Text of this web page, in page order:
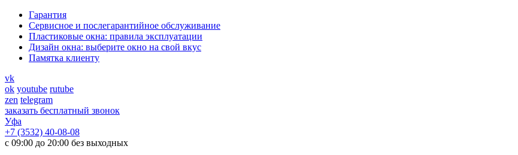
Гарантия
Cервисное и послегарантийное обслуживание
Пластиковые окна: правила эксплуатации
Дизайн окна: выберите окно на свой вкус
Памятка клиенту
vk
ok youtube rutube
zen telegram
заказать бесплатный звонок
Уфа
+7 (3532) 40-08-08
с 09:00 до 20:00 без выходных